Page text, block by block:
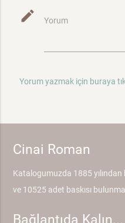
mode_edit Yorum
Yorum yazmak için buraya
Cinai Roman
Katalogumuzda 1885
ve 10525 adet baskısı
Bağlantıda Kalın...